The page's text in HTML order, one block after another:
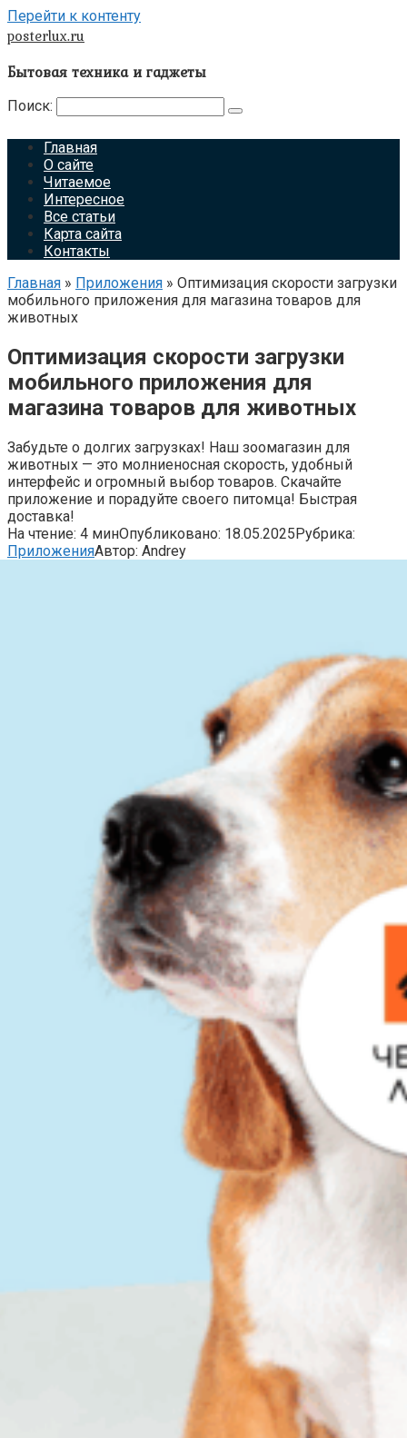
Перейти к контенту
posterlux.ru
Бытовая техника и гаджеты
Поиск:
Главная
О сайте
Читаемое
Интересное
Все статьи
Карта сайта
Контакты
Главная » Приложения » Оптимизация скорости загрузки
мобильного приложения для магазина товаров для
животных
Оптимизация скорости загрузки
мобильного приложения для
магазина товаров для животных
Забудьте о долгих загрузках! Наш зоомагазин для
животных — это молниеносная скорость, удобный
интерфейс и огромный выбор товаров. Скачайте
приложение и порадуйте своего питомца! Быстрая
доставка!
На чтение: 4 минОпубликовано: 18.05.2025Рубрика:
ПриложенияАвтор: Andrey